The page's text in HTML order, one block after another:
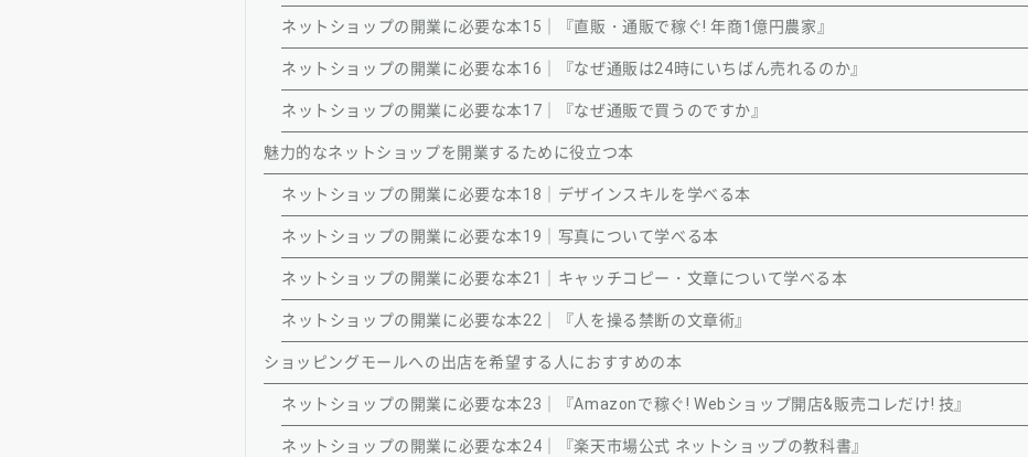
ネットショップの開業に必要な本15｜『直販・通販で稼ぐ! 年商1億円農家』
ネットショップの開業に必要な本16｜『なぜ通販は24時にいちばん売れるのか』
ネットショップの開業に必要な本17｜『なぜ通販で買うのですか』
魅力的なネットショップを開業するために役立つ本
ネットショップの開業に必要な本18｜デザインスキルを学べる本
ネットショップの開業に必要な本19｜写真について学べる本
ネットショップの開業に必要な本21｜キャッチコピー・文章について学べる本
ネットショップの開業に必要な本22｜『人を操る禁断の文章術』
ショッピングモールへの出店を希望する人におすすめの本
ネットショップの開業に必要な本23｜『Amazonで稼ぐ! Webショップ開店&販売コレだけ! 技』
ネットショップの開業に必要な本24｜『楽天市場公式 ネットショップの教科書』